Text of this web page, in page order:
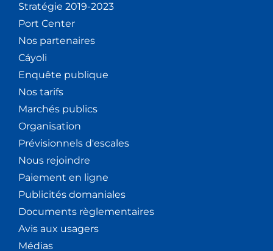
Stratégie 2019-2023
Port Center
Nos partenaires
Cáyoli
Enquête publique
Nos tarifs
Marchés publics
Organisation
Prévisionnels d'escales
Nous rejoindre
Paiement en ligne
Publicités domaniales
Documents règlementaires
Avis aux usagers
Médias